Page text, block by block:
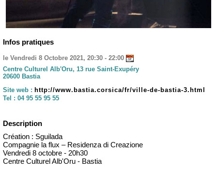
Infos pratiques
le Vendredi 8 Octobre 2021, 20:30 - 22:00
Centre Culturel Alb'Oru, 13 rue Saint-Exupéry
20600 Bastia
Site web : http://www.bastia.corsica/fr/ville-de-bastia-3.html
Tel : 04 95 55 95 55
Description
Création : Sguilada
Compagnie la flux – Residenza di Creazione
Vendredi 8 octobre - 20h30
Centre Culturel Alb'Oru - Bastia